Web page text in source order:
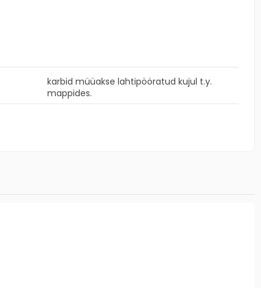
karbid müüakse lahtipööratud kujul t.y.
mappides.